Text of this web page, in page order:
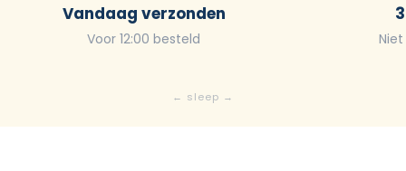
Vandaag verzonden
Voor 12:00 besteld